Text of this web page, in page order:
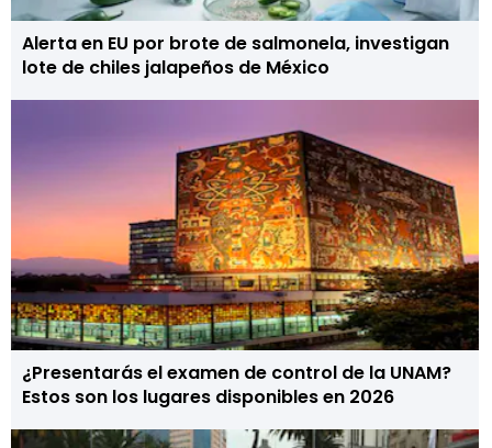
Alerta en EU por brote de salmonela, investigan
lote de chiles jalapeños de México
¿Presentarás el examen de control de la UNAM?
Estos son los lugares disponibles en 2026